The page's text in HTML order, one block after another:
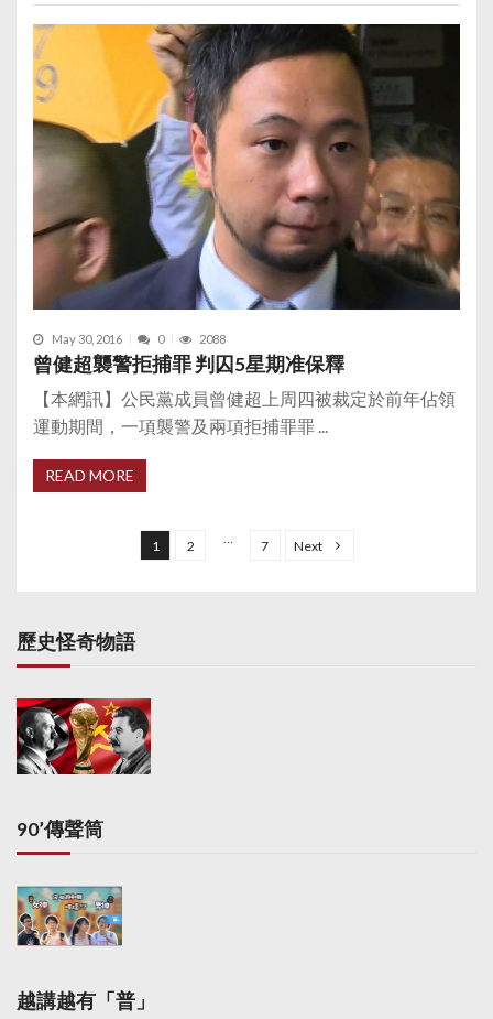
May 30, 2016 0 2088
曾健超襲警拒捕罪 判囚5星期准保釋
【本網訊】公民黨成員曾健超上周四被裁定於前年佔領
運動期間，一項襲警及兩項拒捕罪罪 ...
READ MORE
s
p
a
g
i
a
t
i
o
n
1 2 7 Next
歷史怪奇物語
90’傳聲筒
越講越有「普」